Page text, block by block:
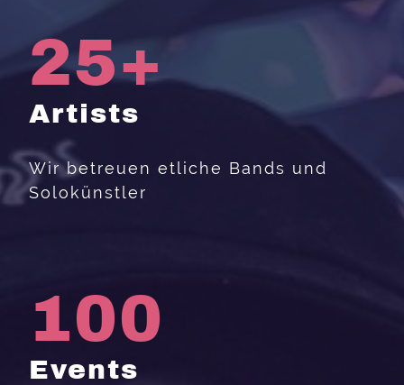
25+
Artists
Wir betreuen etliche Bands und
Solokünstler
100
Events